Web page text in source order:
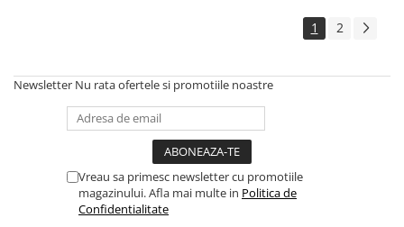
1 2
Newsletter Nu rata ofertele si promotiile noastre
Vreau sa primesc newsletter cu promotiile
magazinului. Afla mai multe in Politica de
Confidentialitate